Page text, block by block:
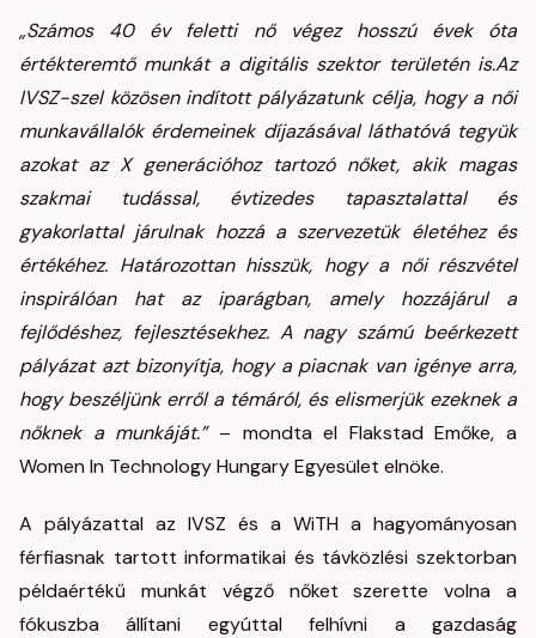
„Számos 40 év feletti nő végez hosszú évek óta
értékteremtő munkát a digitális szektor területén is.Az
IVSZ-szel közösen indított pályázatunk célja, hogy a női
munkavállalók érdemeinek díjazásával láthatóvá tegyük
azokat az X generációhoz tartozó nőket, akik magas
szakmai tudással, évtizedes tapasztalattal és
gyakorlattal járulnak hozzá a szervezetük életéhez és
értékéhez. Határozottan hisszük, hogy a női részvétel
inspirálóan hat az iparágban, amely hozzájárul a
fejlődéshez, fejlesztésekhez. A nagy számú beérkezett
pályázat azt bizonyítja, hogy a piacnak van igénye arra,
hogy beszéljünk erről a témáról, és elismerjük ezeknek a
nőknek a munkáját.” – mondta el Flakstad Emőke, a
Women In Technology Hungary Egyesület elnöke.
A pályázattal az IVSZ és a WiTH a hagyományosan
férfiasnak tartott informatikai és távközlési szektorban
példaértékű munkát végző nőket szerette volna a
fókuszba állítani egyúttal felhívni a gazdaság